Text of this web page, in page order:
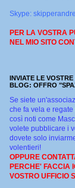
Skype:
PER LA VOSTRA
NEL MIO SITO
INVIATE LE
BLOG: OFFRO
Se siete
che fa vela e
così noti come
volete pubblicare i
dovete solo
volentieri!
OPPURE
PERCHE' FACCIA
VOSTRO UFFICIO